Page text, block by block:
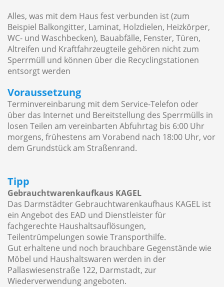
Alles, was mit dem Haus fest verbunden ist (zum
Beispiel Balkongitter, Laminat, Holzdielen, Heizkörper,
WC- und Waschbecken), Bauabfälle, Fenster, Türen,
Altreifen und Kraftfahrzeugteile gehören nicht zum
Sperrmüll und können über die Recyclingstationen
entsorgt werden
Voraussetzung
Terminvereinbarung mit dem Service-Telefon oder
über das Internet und Bereitstellung des Sperrmülls in
losen Teilen am vereinbarten Abfuhrtag bis 6:00 Uhr
morgens, frühestens am Vorabend nach 18:00 Uhr, vor
dem Grundstück am Straßenrand.
Tipp
Gebrauchtwarenkaufkaus KAGEL
Das Darmstädter Gebrauchtwarenkaufhaus KAGEL ist
ein Angebot des EAD und Dienstleister für
fachgerechte Haushaltsauflösungen,
Teilentrümpelungen sowie Transporthilfe.
Gut erhaltene und noch brauchbare Gegenstände wie
Möbel und Haushaltswaren werden in der
Pallaswiesenstraße 122, Darmstadt, zur
Wiederverwendung angeboten.